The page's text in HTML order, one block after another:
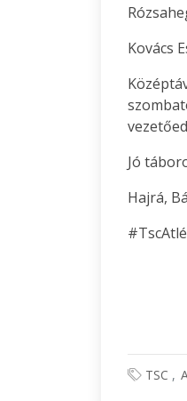
Kovács
Jó
Hajrá,
TSC